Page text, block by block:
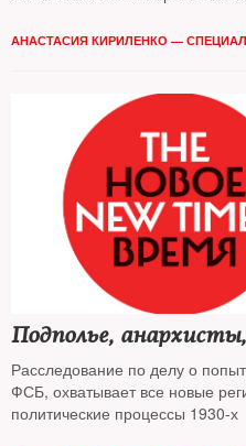
АНАСТАСИЯ КИРИЛЕНКО —
Подполье,
Расследование по делу о
ФСБ, охватывает все новые
политические процессы 1930-х